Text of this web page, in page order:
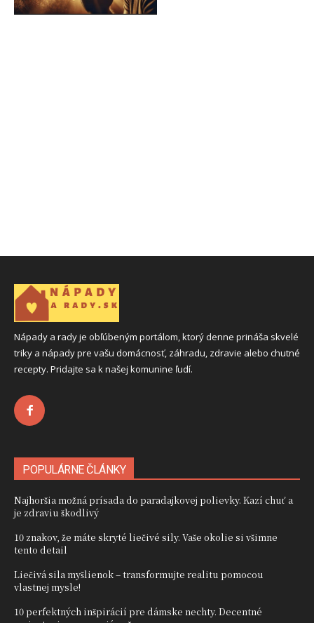
Nápady a rady je obľúbeným portálom, ktorý denne prináša skvelé
triky a nápady pre vašu domácnosť, záhradu, zdravie alebo chutné
recepty. Pridajte sa k našej komunine ľudí.
POPULÁRNE ČLÁNKY
Najhoršia možná prísada do paradajkovej polievky. Kazí chuť a
je zdraviu škodlivý
10 znakov, že máte skryté liečivé sily. Vaše okolie si všimne
tento detail
Liečivá sila myšlienok – transformujte realitu pomocou
vlastnej mysle!
10 perfektných inšpirácií pre dámske nechty. Decentné